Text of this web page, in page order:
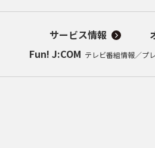
サービス情報
Fun! J:COM テレビ番組情報／プ